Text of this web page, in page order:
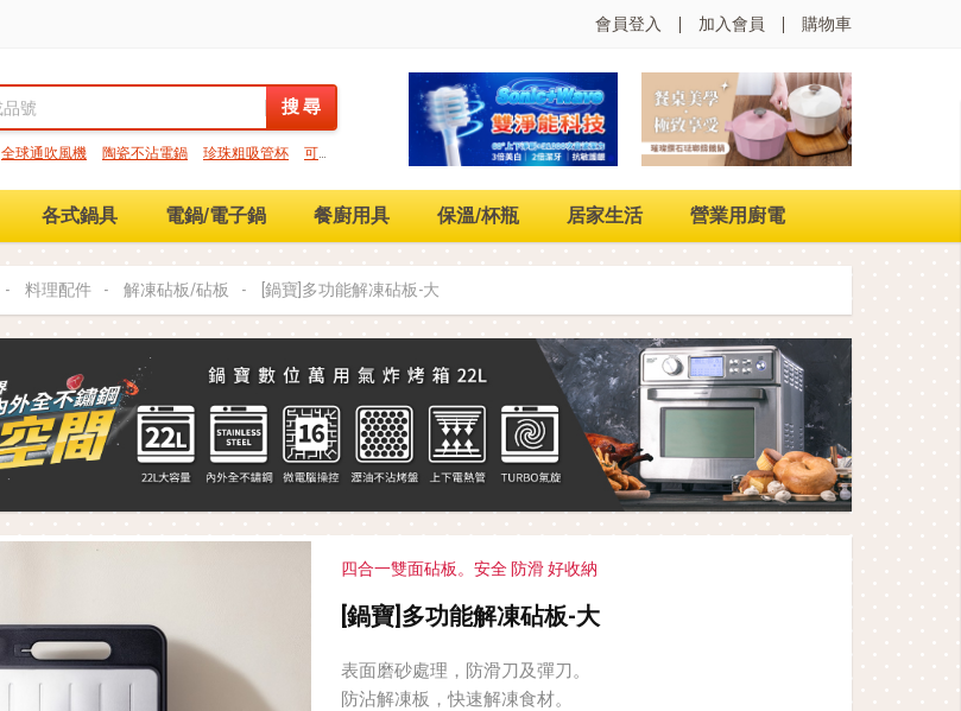
會員登入 加入會員 購物車
搜 尋
全球通吹風機 陶瓷不沾電鍋 珍珠粗吸管杯
可微
各式鍋具 電鍋/電子鍋 餐廚用具 保溫/杯瓶 居家生活 營業用廚電
料理配件 解凍砧板/砧板 [鍋寶]多功能解凍砧板-大
四合一雙面砧板。安全 防滑 好收納
[鍋寶]多功能解凍砧板-大
表面磨砂處理，防滑刀及彈刀。
防沾解凍板，快速解凍食材。
搜 尋